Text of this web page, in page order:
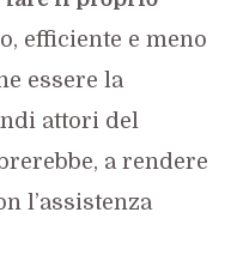
efficiente e meno
essere la
attori del
a rendere
l’assistenza